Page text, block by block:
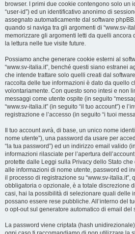
browser. I primi due cookie contengono solo un
“user-id”) ed un identificativo anonimo di
assegnato automaticamente dal software
quando si naviga tra gli argomenti di “www.sv-
memorizzare gli argomenti letti da quelli ancora
la lettura nelle tue visite future.
Possiamo anche generare cookie esterni al
“www.sv-italia.it”, benché questi siano estranei
che intende trattare solo quelli creati dal
raccolta delle tue informazioni è dato da quello
volontariamente. Con questo sono intesi e non
messaggi come utente ospite (in seguito
“www.sv-italia.it” (in seguito “il tuo account”) e
registrazione e l’accesso (in seguito “i tuoi
Il tuo account avrà, di base, un unico nome
nome utente”), una password da usare per
“la tua password”) ed un indirizzo email valido
informazioni rilasciate per l’apertura
protette dalle Leggi sulla Privacy dello Stato
alle informazioni di nome utente, password ed
il processo di registrazione su “www.sv-italia.it”,
obbligatoria o opzionale, è a totale discrezione di
casi, hai la possibilità di selezionare quali delle
possano essere rese pubbliche. All’interno del
o opt-out sul generatore automatico di email del
La password viene criptata (hash